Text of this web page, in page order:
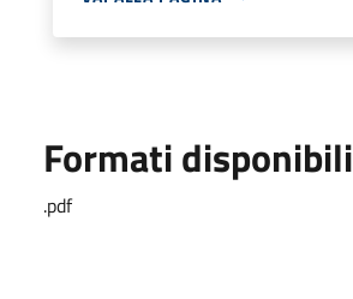
Formati disponibili
.pdf